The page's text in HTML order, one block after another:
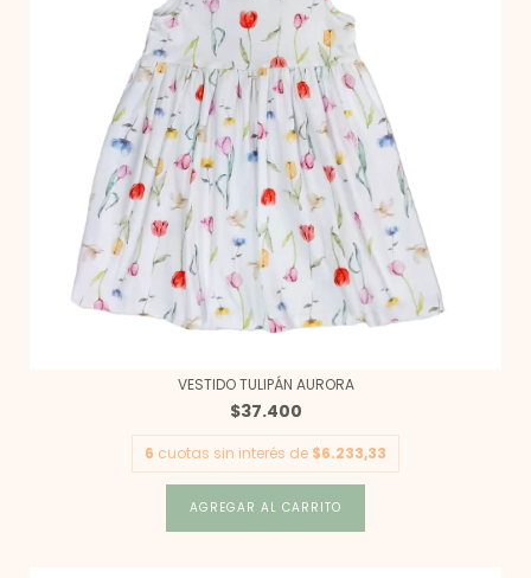
VESTIDO TULIPÁN AURORA
$37.400
6 cuotas sin interés de $6.233,33
AGREGAR AL CARRITO